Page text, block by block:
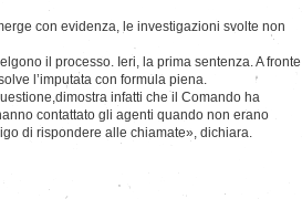
con evidenza, le investigazioni svolte non
il processo. Ieri, la prima sentenza. A fronte
l’imputata con formula piena.
infatti che il Comando ha
contattato gli agenti quando non erano
di rispondere alle chiamate», dichiara.